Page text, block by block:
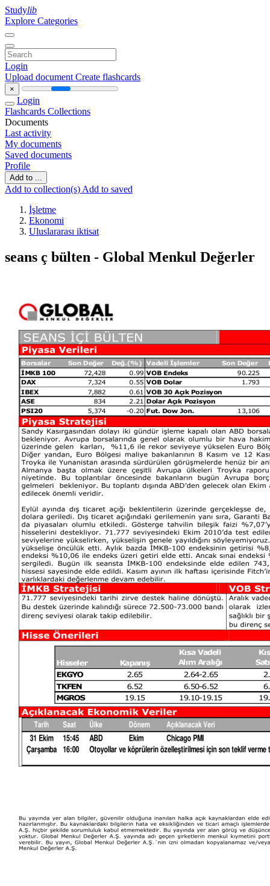
Studylib
Explore Categories
Login
Upload document Create flashcards
×
Login
Flashcards Collections
Documents
Last activity
My documents
Saved documents
Profile
Add to ...
Add to collection(s) Add to saved
İşletme
Ekonomi
Uluslararası iktisat
seans ç bülten - Global Menkul Değerler